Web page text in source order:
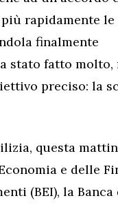
rapidamente le
finalmente
stato fatto molto,
preciso: la
questa
e delle
(BEI), la Banca